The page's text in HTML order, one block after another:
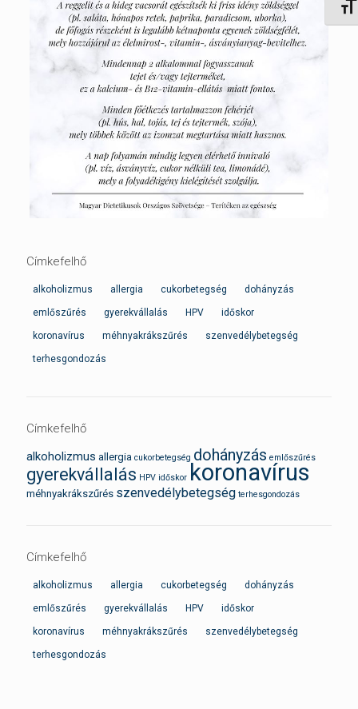
Címkefelhő
alkoholizmus allergia cukorbetegség dohányzás
emlőszűrés gyerekvállalás HPV időskor
koronavírus méhnyakrákszűrés szenvedélybetegség
terhesgondozás
Címkefelhő
alkoholizmus allergia cukorbetegség dohányzás emlőszűrés
gyerekvállalás HPV időskor koronavírus
méhnyakrákszűrés szenvedélybetegség terhesgondozás
Címkefelhő
alkoholizmus allergia cukorbetegség dohányzás
emlőszűrés gyerekvállalás HPV időskor
koronavírus méhnyakrákszűrés szenvedélybetegség
terhesgondozás